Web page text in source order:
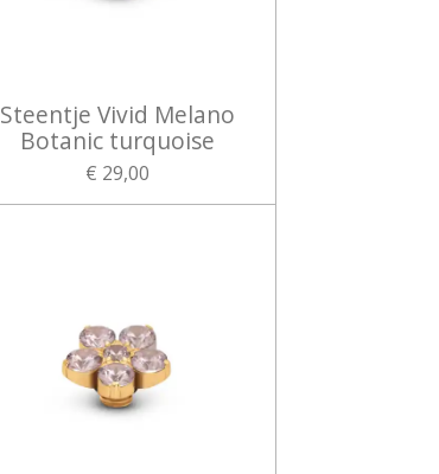
Steentje Vivid Melano
Botanic turquoise
€ 29,00